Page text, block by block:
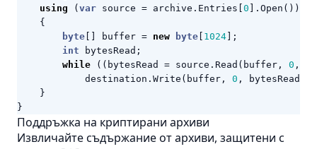
using
( var source = archive . Entries 0 ]. Open ())
{
byte
buffer = new byte 1024 ];
int
bytesRead ;
while
(( bytesRead = source . Read ( buffer , 0 ,
destination . Write ( buffer , 0 , bytesRead
}
}
Поддръжка на криптирани архиви
Извличайте съдържание от архиви, защитени с